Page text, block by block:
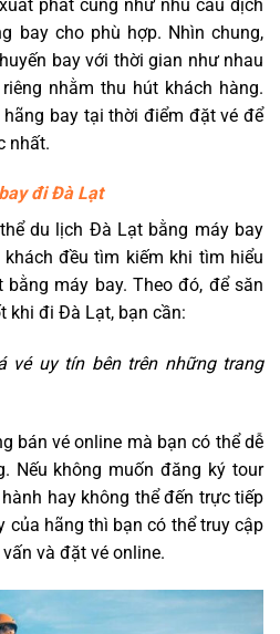
phát cũng như nhu cầu dịch
bay cho phù hợp. Nhìn chung,
bay với thời gian như nhau
nhằm thu hút khách hàng.
bay tại thời điểm đặt vé để
nhất.
đi Đà Lạt
du lịch Đà Lạt bằng máy bay
đều tìm kiếm khi tìm hiểu
máy bay. Theo đó, để săn
khi đi Đà Lạt, bạn cần:
vé uy tín bên trên những trang
bán vé online mà bạn có thể dễ
Nếu không muốn đăng ký tour
hay không thể đến trực tiếp
của hãng thì bạn có thể truy cập
và đặt vé online.